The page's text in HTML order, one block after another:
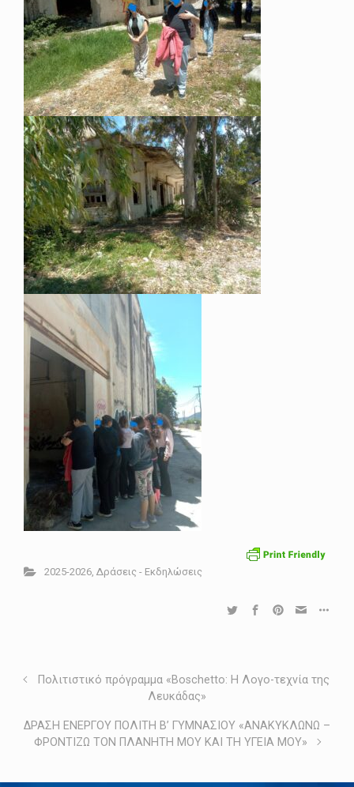
2025-2026, Δράσεις - Εκδηλώσεις
Πολιτιστικό πρόγραμμα «Boschetto: Η Λογο-τεχνία της
Λευκάδας»
ΔΡΑΣΗ ΕΝΕΡΓΟΥ ΠΟΛΙΤΗ Β’ ΓΥΜΝΑΣΙΟΥ «ΑΝΑΚΥΚΛΩΝΩ –
ΦΡΟΝΤΙΖΩ ΤΟΝ ΠΛΑΝΗΤΗ ΜΟΥ ΚΑΙ ΤΗ ΥΓΕΙΑ ΜΟΥ»